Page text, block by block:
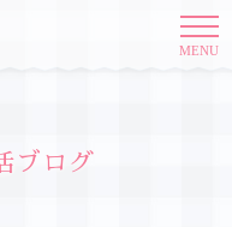
MENU
ブログ